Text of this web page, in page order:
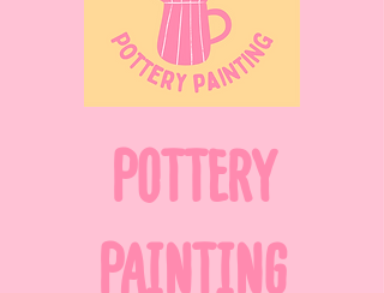
POTTERY
PAINTING